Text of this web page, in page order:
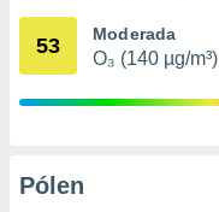
através
53 Moderada
O₃ (140 µg/m³)
Pólen